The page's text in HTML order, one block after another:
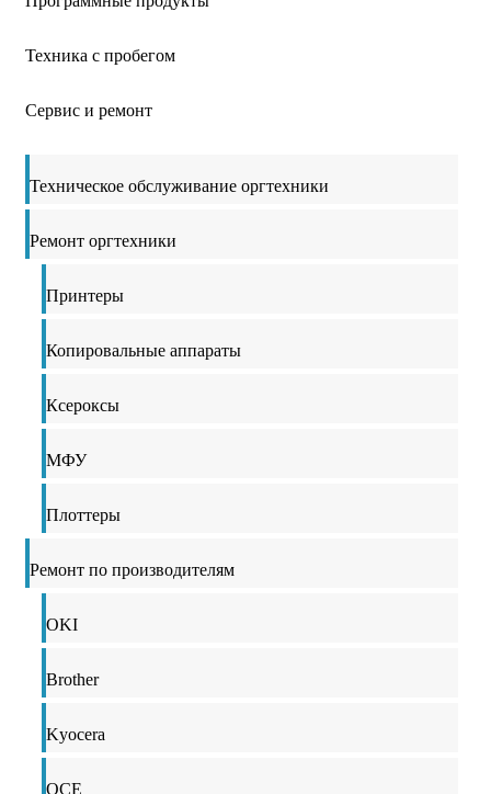
Техника с пробегом
Сервис и ремонт
Техническое обслуживание оргтехники
Ремонт оргтехники
Принтеры
Копировальные аппараты
Ксероксы
МФУ
Плоттеры
Ремонт по производителям
OKI
Brother
Kyocera
OCE